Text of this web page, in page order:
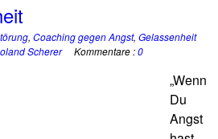
, Coaching gegen Angst, Gelassenheit
Scherer Kommentare :0
„Wenn
Du
Angst